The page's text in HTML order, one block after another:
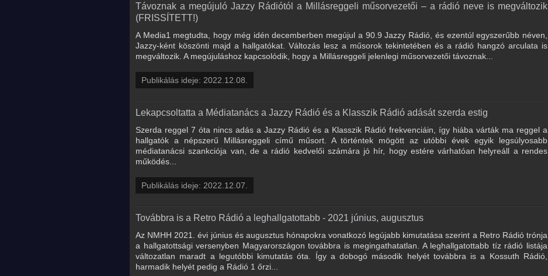
Távoznak a megújuló Jazzy Rádiótól a Millásreggeli műsorvezetői – a rádió neve is megváltozik
(FRISSÍTETT!)
A Media1 megtudta, hogy még idén decemberben megújul a 90.9 Jazzy Rádió, és ezentúl egyszerűbb néven,
Jazzy-ként köszönti majd a hallgatókat. Változás lesz a műsorok tekintetében és a rádió hangzó arculata is
megváltozik. A megújuláshoz kapcsolódik, hogy a Millásreggeli jelenlegi műsorvezetői távoznak...
Publikálás ideje: 2022.12.08.
Lekapcsoltatta a Médiatanács a Jazzy Rádió és a Klasszik Rádió adását szerda estig
Szerda reggel 7 óta nincs adás a Jazzy Rádió és a Klasszik Rádió frekvenciáin, így hiába várták ma reggel a
hallgatók a népszerű Millásreggeli című műsort. A történtek mögött az utóbbi évek egyik legsúlyosabb
médiatanácsi szankciója van, de a rádió kedvelői számára jó hír, hogy estére várhatóan helyreáll a rendes
működés...
Publikálás ideje: 2022.12.07.
Továbbra is a Retro Rádió a leghallgatottabb - 2021 június, augusztus
Az NMHH 2021. évi június és augusztus hónapokra vonatkozó legújabb kimutatása szerint a Retro Rádió trónja
a hallgatottsági versenyben Magyarországon továbbra is megingathatatlan. A leghallgatottabb tíz rádió listája
változatlan maradt a legutóbbi kimutatás óta. Így a dobogó második helyét továbbra is a Kossuth Rádió,
harmadik helyét pedig a Rádió 1 őrzi...